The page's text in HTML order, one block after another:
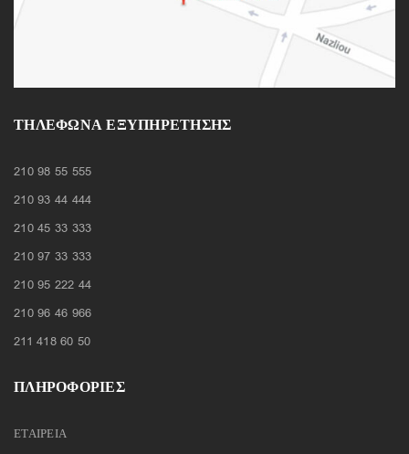
ΤΗΛΈΦΩΝΑ ΕΞΥΠΗΡΈΤΗΣΗΣ
210 98 55 555
210 93 44 444
210 45 33 333
210 97 33 333
210 95 222 44
210 96 46 966
211 418 60 50
ΠΛΗΡΟΦΟΡΙΕΣ
ΕΤΑΙΡΕΙΑ